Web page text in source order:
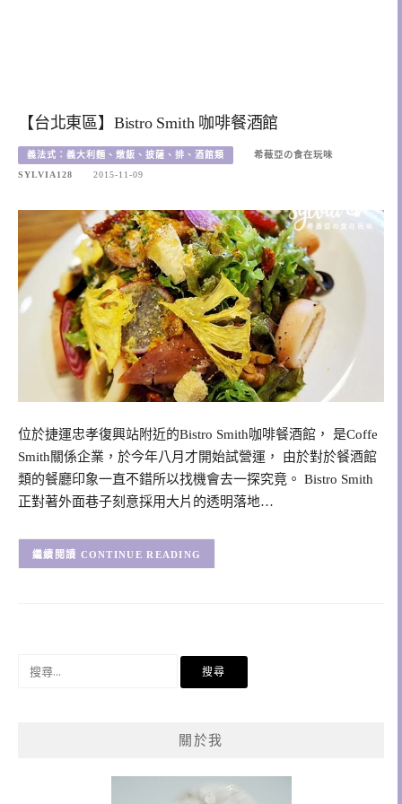
【台北東區】Bistro Smith 咖啡餐酒館
義法式：義大利麵、燉飯、披薩、排、酒館類
希薇亞の食在玩味
SYLVIA128
2015-11-09
位於捷運忠孝復興站附近的Bistro Smith咖啡餐酒館， 是Coffe
Smith關係企業，於今年八月才開始試營運， 由於對於餐酒館
類的餐廳印象一直不錯所以找機會去一探究竟。 Bistro Smith
正對著外面巷子刻意採用大片的透明落地…
CONTINUE READING
關於我